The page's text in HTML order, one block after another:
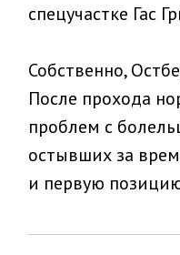
спецучастке Гас
Собственно,
После прохода
проблем с
остывших за
и первую